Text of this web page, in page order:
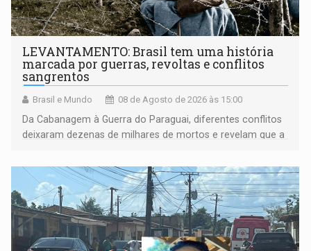
LEVANTAMENTO: Brasil tem uma história
marcada por guerras, revoltas e conflitos
sangrentos
Brasil e Mundo 08 de Agosto de 2026 às 15:00
Da Cabanagem à Guerra do Paraguai, diferentes conflitos
deixaram dezenas de milhares de mortos e revelam que a
territoriais e sociais